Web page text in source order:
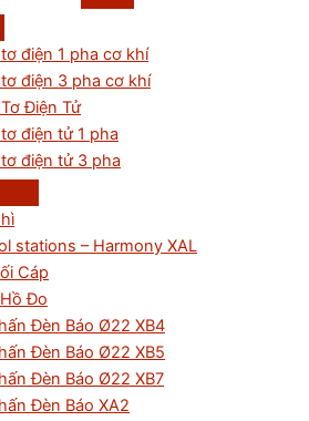
điện 1 pha cơ khí
điện 3 pha cơ khí
Điện Tử
điện tử 1 pha
điện tử 3 pha
stations – Harmony XAL
Cáp
Đo
Đèn Báo Ø22 XB4
Đèn Báo Ø22 XB5
Đèn Báo Ø22 XB7
Đèn Báo XA2